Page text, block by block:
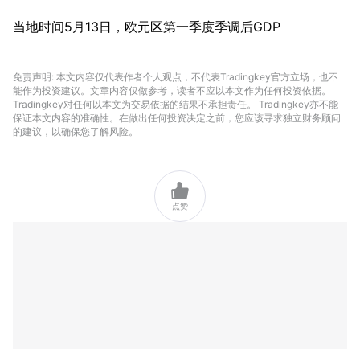
当地时间5月13日，欧元区第一季度季调后GDP
免责声明: 本文内容仅代表作者个人观点，不代表Tradingkey官方立场，也不
能作为投资建议。文章内容仅做参考，读者不应以本文作为任何投资依据。
Tradingkey对任何以本文为交易依据的结果不承担责任。 Tradingkey亦不能
保证本文内容的准确性。在做出任何投资决定之前，您应该寻求独立财务顾问
的建议，以确保您了解风险。

点赞